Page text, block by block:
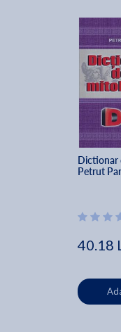
Dictionar
Petrut
40.18